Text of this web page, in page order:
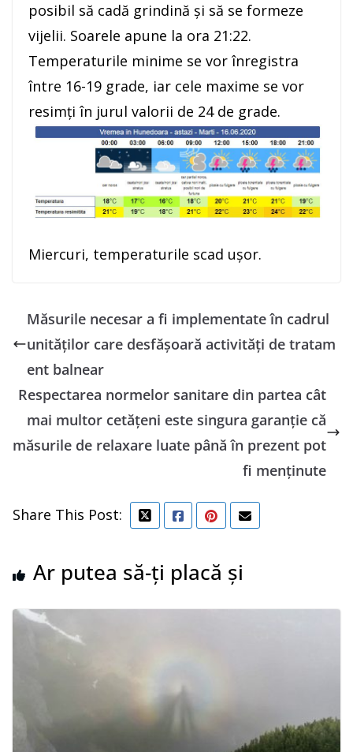
posibil să cadă grindină și să se formeze
vijelii. Soarele apune la ora 21:22.
Temperaturile minime se vor înregistra
între 16-19 grade, iar cele maxime se vor
resimți în jurul valorii de 24 de grade.
Miercuri, temperaturile scad ușor.
Măsurile necesar a fi implementate în cadrul
unităţilor care desfăşoară activităţi de tratam
ent balnear
Respectarea normelor sanitare din partea cât
mai multor cetățeni este singura garanție că
măsurile de relaxare luate până în prezent pot
fi menținute
Share This Post:
Ar putea să-ți placă și